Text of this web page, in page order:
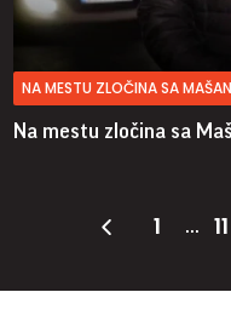
NA MESTU ZLOČINA SA
Na mestu zločina sa
1 ... 11